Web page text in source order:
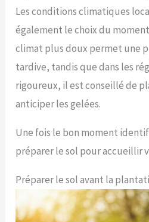
Les conditions climatiques
également le choix du
climat plus doux permet une
tardive, tandis que dans les
rigoureux, il est conseillé de
anticiper les gelées.
Une fois le bon moment
préparer le sol pour accueillir
Préparer le sol avant la